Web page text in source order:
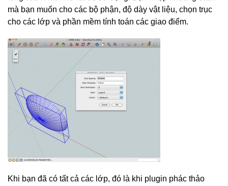
mà bạn muốn cho các bộ phận, độ dày vật liệu, chọn trục
cho các lớp và phần mềm tính toán các giao điểm.
Khi bạn đã có tất cả các lớp, đó là khi plugin phác thảo